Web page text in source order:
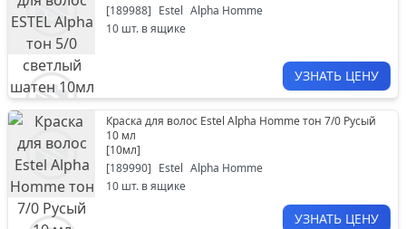
[189988] Estel Alpha Homme
10 шт. в ящике
УЗНАТЬ ЦЕНУ
Краска для волос Estel Alpha Homme тон 7/0 Русый
10 мл
[10мл]
[189990] Estel Alpha Homme
10 шт. в ящике
УЗНАТЬ ЦЕНУ